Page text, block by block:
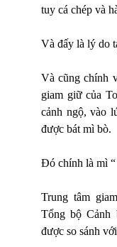
tuy cá chép và
Và đấy là lý do
Và cũng chính
giam giữ của
cảnh ngộ, vào l
được bát mì bò.
Đó chính là mì “
Trung tâm
Tổng bộ Cảnh
được so sánh